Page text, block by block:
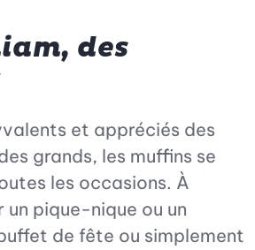
des
et appréciés des
grands, les muffins se
les occasions. À
pique-nique ou un
de fête ou simplement